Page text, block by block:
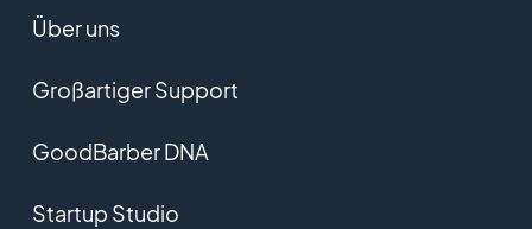
Über uns
Großartiger Support
GoodBarber DNA
Startup Studio